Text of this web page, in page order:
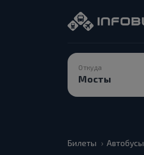
Откуда
Билеты Автобусы